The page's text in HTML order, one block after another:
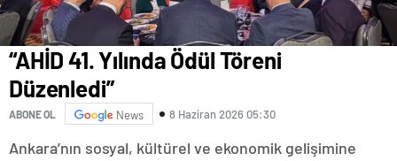
“AHİD 41. Yılında Ödül Töreni
Düzenledi”
ABONE OL News 8 Haziran 2026 05:30
Ankara’nın sosyal, kültürel ve ekonomik gelişimine